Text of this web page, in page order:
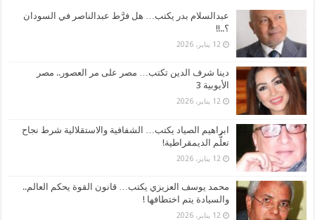
عبدالسلام بدر يكتب… هل فرَّط عبدالناصر في السودان
؟..!!
12 يناير، 2026
دينا شرف الدين تكتب… مصر على مر العصور.. مصر
الأيوبية 3
12 يناير، 2026
ابراهيم الصياد يكتب… الشفافية والاستقلالية شرط نجاح
تعلُّم الديمقراطية!
12 يناير، 2026
محمد يوسف العزيزي يكتب… قانون القوة يحكم العالم..
والسيادة يتم اختطافها !
12 يناير، 2026